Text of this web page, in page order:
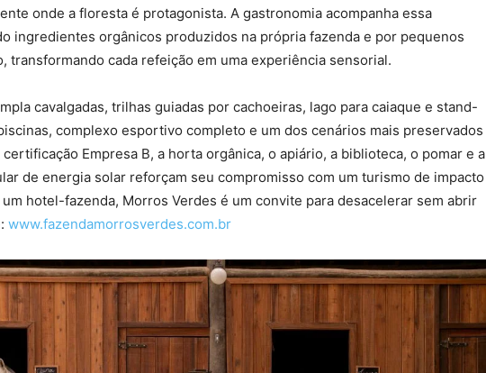
onde a floresta é protagonista. A gastronomia acompanha essa
ingredientes orgânicos produzidos na própria fazenda e por pequenos
transformando cada refeição em uma experiência sensorial.
cavalgadas, trilhas guiadas por cachoeiras, lago para caiaque e stand-
complexo esportivo completo e um dos cenários mais preservados
Empresa B, a horta orgânica, o apiário, a biblioteca, o pomar e a
de energia solar reforçam seu compromisso com um turismo de impacto
hotel-fazenda, Morros Verdes é um convite para desacelerar sem abrir
www.fazendamorrosverdes.com.br